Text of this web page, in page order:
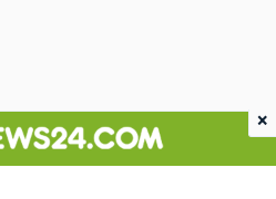
×